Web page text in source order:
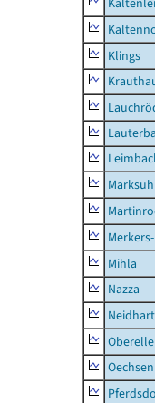
Klings
Mihla
Nazza
Oechsen